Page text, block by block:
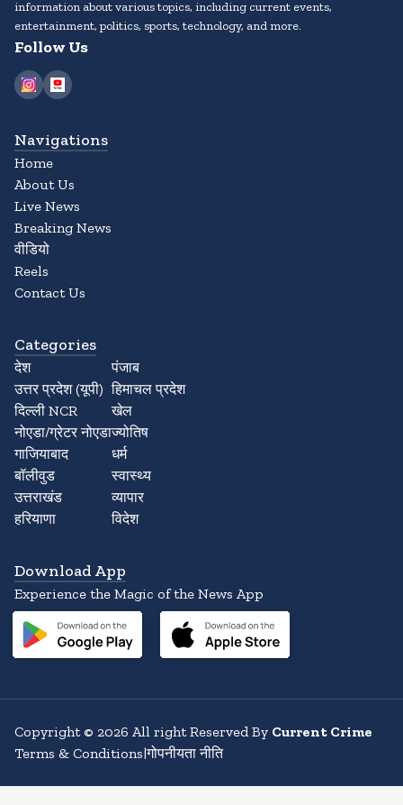
information about various topics, including current events,
entertainment, politics, sports, technology, and more.
Follow Us
Navigations
Home
About Us
Live News
Breaking News
वीडियो
Reels
Contact Us
Categories
देश
उत्तर प्रदेश (यूपी)
दिल्ली NCR
नोएडा/ग्रेटर नोएडा
गाजियाबाद
बॉलीवुड
उत्तराखंड
हरियाणा
पंजाब
हिमाचल प्रदेश
खेल
ज्योतिष
धर्म
स्वास्थ्य
व्यापार
विदेश
Download App
Experience the Magic of the News App
Copyright© 2026 All right Reserved By Current Crime
Terms & Conditions|गोपनीयता नीति